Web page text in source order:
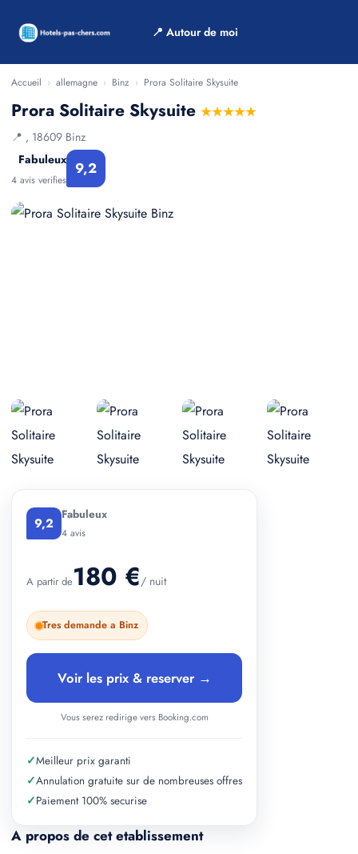
📍 Autour de moi
Accueil › allemagne › Binz › Prora Solitaire Skysuite
Prora Solitaire Skysuite ★★★★★
📍 , 18609 Binz
Fabuleux
4 avis verifies
9,2
A propos de cet etablissement
9,2 Fabuleux
4 avis
A partir de180 €/ nuit
Tres demande a Binz
Voir les prix & reserver →
Vous serez redirige vers Booking.com
✓Meilleur prix garanti
✓Annulation gratuite sur de nombreuses offres
✓Paiement 100% securise